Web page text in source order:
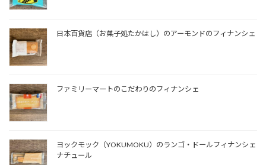
日本百貨店（お菓子処たかはし）のアーモンドのフィナンシェ
ファミリーマートのこだわりのフィナンシェ
ヨックモック（YOKUMOKU）のランゴ・ドールフィナンシェ
ナチュール